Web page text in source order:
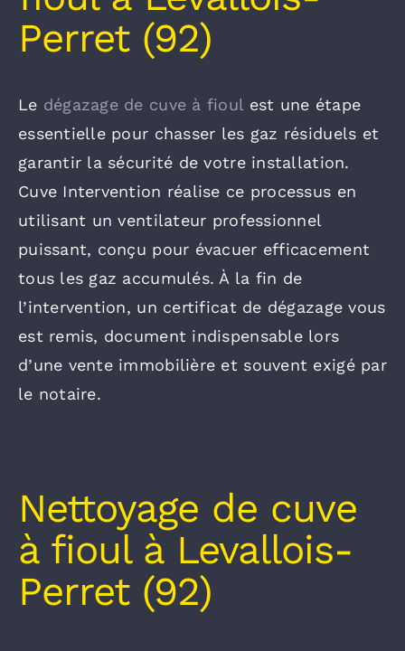
Perret (92)
Le dégazage de cuve à fioul est une étape
essentielle pour chasser les gaz résiduels et
garantir la sécurité de votre installation.
Cuve Intervention réalise ce processus en
utilisant un ventilateur professionnel
puissant, conçu pour évacuer efficacement
tous les gaz accumulés. À la fin de
l’intervention, un certificat de dégazage vous
est remis, document indispensable lors
d’une vente immobilière et souvent exigé par
le notaire.
Nettoyage de cuve
à fioul à Levallois-
Perret (92)